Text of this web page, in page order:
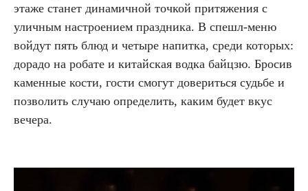
этаже станет динамичной точкой притяжения с
уличным настроением праздника. В спешл-меню
войдут пять блюд и четыре напитка, среди которых:
дорадо на робате и китайская водка байцзю. Бросив
каменные кости, гости смогут довериться судьбе и
позволить случаю определить, каким будет вкус
вечера.